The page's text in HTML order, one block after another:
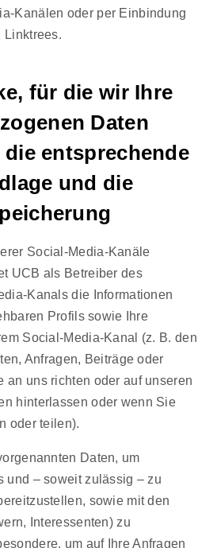
Kanälen oder per Einbindung
Linktrees.
für die wir Ihre
Daten
entsprechende
und die
Social-Media-Kanäle
UCB als Betreiber des
Kanals die Informationen
Profils sowie Ihre
Social-Media-Kanal (z. B. den
Anfragen, Beiträge oder
an uns richten oder auf unseren
hinterlassen oder wenn Sie
oder teilen).
Daten, um
und – soweit zulässig – zu
sowie mit den
Interessenten) zu
um auf Ihre Anfragen